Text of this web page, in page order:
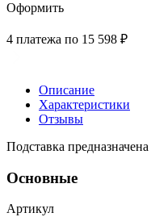
Оформить
4 платежа по 15 598 ₽
Описание
Характеристики
Отзывы
Подставка
Основные
Артикул